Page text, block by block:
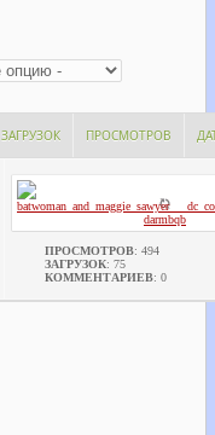
ПРОСМОТРОВ
ЗАГРУЗОК
ПРОСМОТРОВ: 494
ЗАГРУЗОК: 75
КОММЕНТАРИЕВ: 0